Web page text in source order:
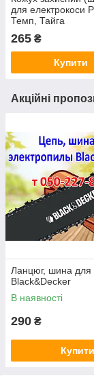
для електрокоси
Темп, Тайга
265 ₴
Купити
Акційні
Ланцюг, шина для
Black&Decker
В наявності
290 ₴
Купити